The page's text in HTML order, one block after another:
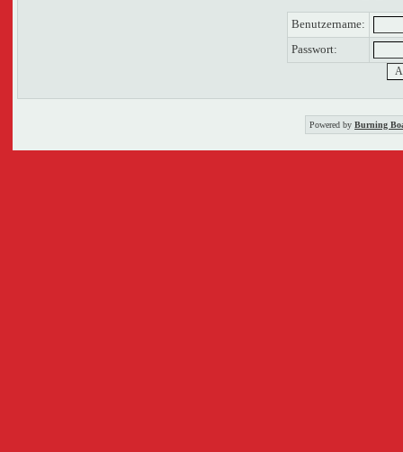
Benutzername:
Passwort:
Powered by Burning